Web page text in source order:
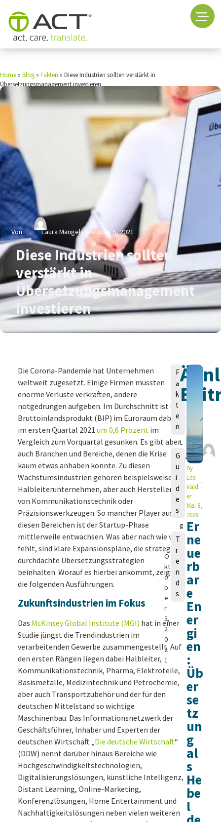
Home » Blog » Fakten » Diese Industrien sollten verstärkt in
Übersetzungsmanagement investieren
VonLaura Mangels Oktober 5, 2021
Diese Industrien sollten
verstärkt in
Übersetzungsmanagement
investieren
Die Corona-Pandemie hat Unternehmen
weltweit zugesetzt. Einige Firmen mussten
enorme Verluste verkraften, andere
notgedrungen aufgeben. Im Durchschnitt ist das
Bruttoinlandsprodukt (BIP) im Euroraum dabei
im ersten Quartal 2021 um 0,6 Prozent im
Vergleich zum Vorquartal gesunken. Es gibt aber
auch Branchen und Bereiche, denen die Krise
kaum etwas anhaben konnte. Zu diesen
Wachstumsindustrien gehören beispielsweise
Halbleiterunternehmen, aber auch Hersteller
von Kommunikationstechnik oder
Präzisionswerkzeugen. So mancher Player aus
diesen Bereichen ist der Startup-Phase
mittlerweile entwachsen. Was aber nach wie vor
fehlt, sind klare Expansionspläne, die strategisch
durchdachte Übersetzungsstrategien
beinhalten. Worauf es hierbei ankommt, zeigen
die folgenden Ausführungen.
Zukunftsindustrien im Fokus
Das McKinsey Global Institute (MGI) hat in einer
Studie jüngst die Trendindustrien im
verarbeitenden Gewerbe zusammengestellt. Auf
den ersten Rängen liegen dabei Halbleiter,
Kommunikationstechnik, Pharma, Elektroteile,
Basismetalle, Medizintechnik und Petrochemie,
aber auch Transportzubehör und der für den
deutschen Mittelstand so wichtige
Maschinenbau. Das Informationsnetzwerk der
Geschäftsführer, Inhaber und Experten der
deutschen Wirtschaft „ Die deutsche Wirtschaft“
(DDW) nennt darüber hinaus Bereiche wie
Hochgeschwindigkeitstechnologien,
Digitalisierungslösungen, künstliche Intelligenz,
Distant Learning, Online-Marketing,
Konferenzlösungen, Home Entertainment und
Nachhaltigkeitslösungen neben vielen weiteren
V
o
n
L
a
g
e
O
kt
o
b
e
r
5,
2
0
2
1
F
a
k
t
e
n
G
u
i
d
e
s
T
r
e
n
d
s
By
Lea
Vald
er
Mai 8,
2026
Er
ne
ue
rb
ar
e
En
er
gi
en
:
Üb
er
se
tz
un
g
al
s
He
be
l